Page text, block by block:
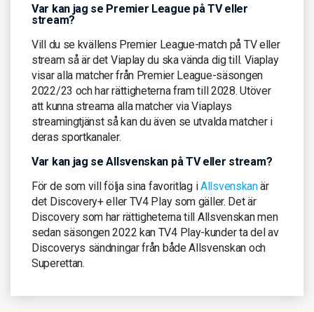
Var kan jag se Premier League på TV eller
stream?
Vill du se kvällens Premier League-match på TV eller
stream så är det Viaplay du ska vända dig till. Viaplay
visar alla matcher från Premier League-säsongen
2022/23 och har rättigheterna fram till 2028. Utöver
att kunna streama alla matcher via Viaplays
streamingtjänst så kan du även se utvalda matcher i
deras sportkanaler.
Var kan jag se Allsvenskan på TV eller stream?
För de som vill följa sina favoritlag iAllsvenskanär
det Discovery+ eller TV4 Play som gäller. Det är
Discovery som har rättigheterna till Allsvenskan men
sedan säsongen 2022 kan TV4 Play-kunder ta del av
Discoverys sändningar från både Allsvenskan och
Superettan.